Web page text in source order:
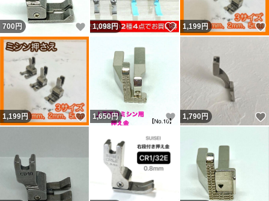
700 円 いいね！
1,098円 いいね！
1,199円
1,199円 いいね！
1,650円 いいね！
1,790円